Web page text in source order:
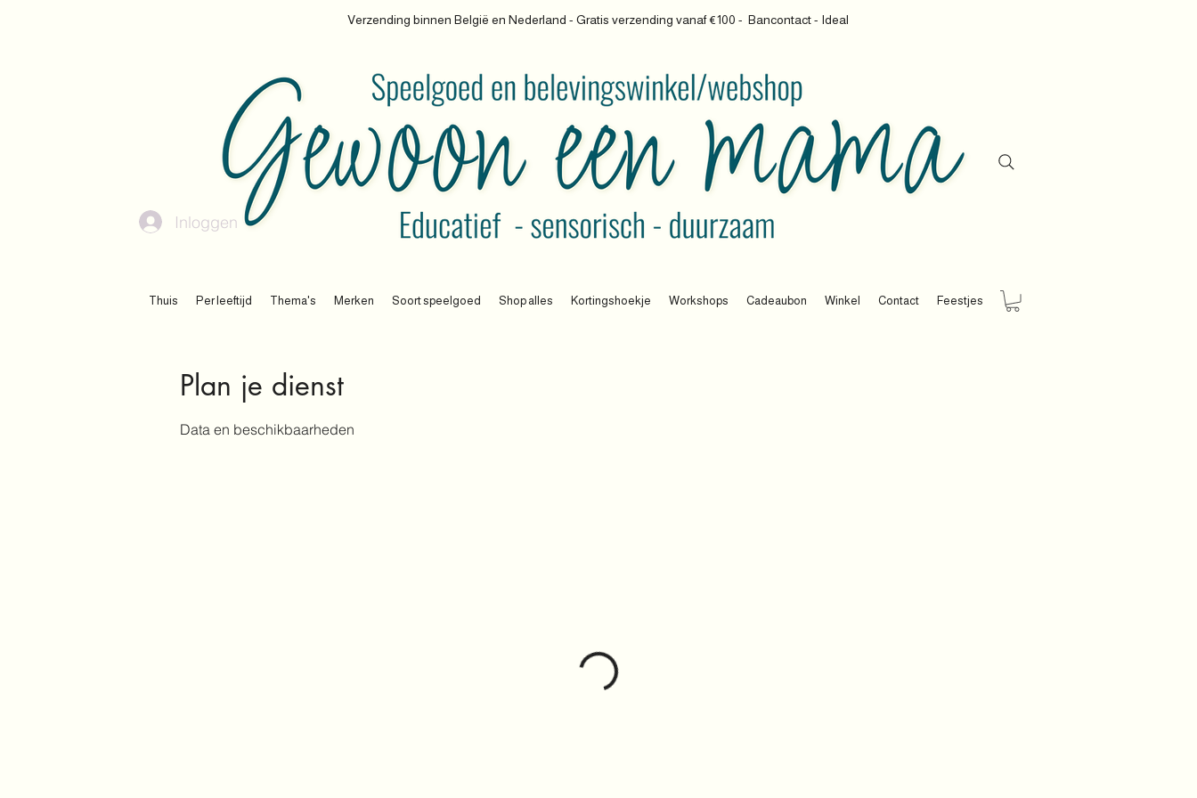
Verzending binnen België en Nederland - Gratis verzending vanaf €100 - Bancontact - Ideal
Thuis Per leeftijd Thema's Merken Soort speelgoed Shop alles Kortingshoekje Workshops Cadeaubon Winkel Contact Feestjes
Inloggen
Plan je dienst
Data en beschikbaarheden